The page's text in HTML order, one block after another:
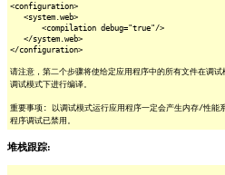
<configuration>
<system.web>
<compilation debug="true"/>
</system.web>
</configuration>
请注意，第二个步骤将使给定应用程序中的所有文件在调
调试模式下进行编译。
重要事项: 以调试模式运行应用程序一定会产生内存/性能
程序调试已禁用。
堆栈跟踪: